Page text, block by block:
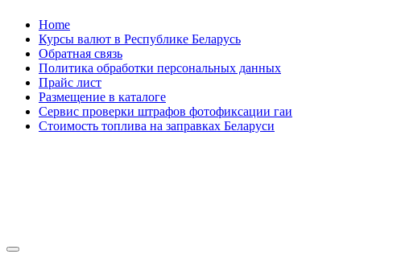
Skip
content
Home
Курсы валют в Республике Беларусь
Обратная связь
Политика обработки персональных данных
Прайс лист
Размещение в каталоге
Сервис проверки штрафов фотофиксации гаи
Стоимость топлива на заправках Беларуси